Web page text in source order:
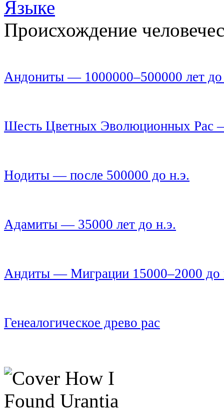
Языке
Происхождение
Андониты — 1000000–500000 лет до
Шесть Цветных Эволюционных Рас
Нодиты — после 500000 до н.э.
Адамиты — 35000 лет до н.э.
Андиты — Миграции 15000–2000 до
Генеалогическое древо рас